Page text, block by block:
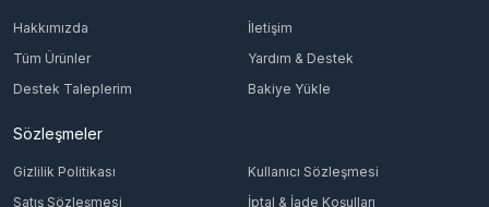
Hakkımızda
İletişim
Tüm Ürünler
Yardım & Destek
Destek Taleplerim
Bakiye Yükle
Sözleşmeler
Gizlilik Politikası
Kullanıcı Sözleşmesi
Satış Sözleşmesi
İptal & İade Koşulları